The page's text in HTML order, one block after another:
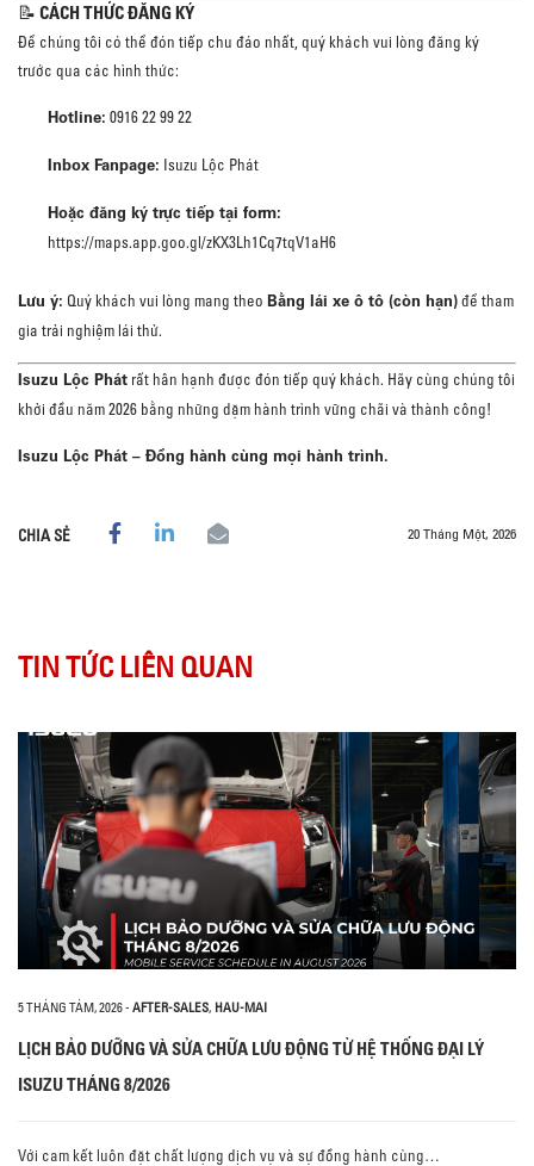
📝 CÁCH THỨC ĐĂNG KÝ
Để chúng tôi có thể đón tiếp chu đáo nhất, quý khách vui lòng đăng ký
trước qua các hình thức:
Hotline: 0916 22 99 22
Inbox Fanpage: Isuzu Lộc Phát
Hoặc đăng ký trực tiếp tại form:
https://maps.app.goo.gl/zKX3Lh1Cq7tqV1aH6
Lưu ý: Quý khách vui lòng mang theo Bằng lái xe ô tô (còn hạn)để tham
gia trải nghiệm lái thử.
Isuzu Lộc Phát rất hân hạnh được đón tiếp quý khách. Hãy cùng chúng tôi
khởi đầu năm 2026 bằng những dặm hành trình vững chãi và thành công!
Isuzu Lộc Phát – Đồng hành cùng mọi hành trình.
CHIA SẺ 20 Tháng Một, 2026
TIN TỨC LIÊN QUAN
5 THÁNG TÁM, 2026- AFTER-SALES, HAU-MAI
LỊCH BẢO DƯỠNG VÀ SỬA CHỮA LƯU ĐỘNG TỪ HỆ THỐNG ĐẠI LÝ
ISUZU THÁNG 8/2026
Với cam kết luôn đặt chất lượng dịch vụ và sự đồng hành cùng…